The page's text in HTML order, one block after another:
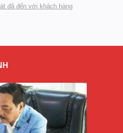
đã đến với khách hàng